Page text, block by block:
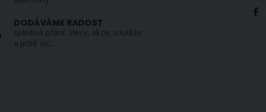
DODÁVÁME RADOST
splněná přání, slevy, akce, soutěže
a ještě víc...